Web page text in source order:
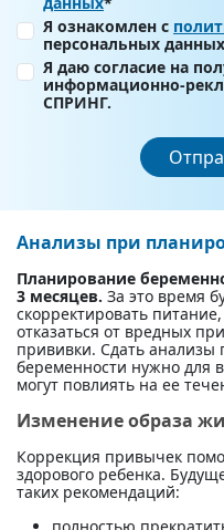
Я ознакомлен с
персональных
Я даю согласие на
информационно-
СПРИНГ.
Анализы при
Планирование
3 месяцев. За это время
скорректировать
отказаться от вредных
прививки. Сдать
беременности нужно для
могут повлиять на ее
Изменение образа
Коррекция привычек
здорового ребенка.
таких рекомендаций: